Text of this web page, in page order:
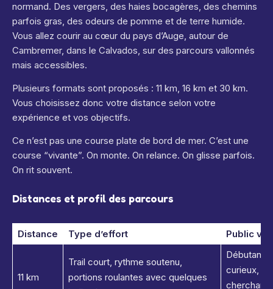
normand. Des vergers, des haies bocagères, des chemins
parfois gras, des odeurs de pomme et de terre humide.
Vous allez courir au cœur du pays d’Auge, autour de
Cambremer, dans le Calvados, sur des parcours vallonnés
mais accessibles.
Plusieurs formats sont proposés : 11 km, 16 km et 30 km.
Vous choisissez donc votre distance selon votre
expérience et vos objectifs.
Ce n’est pas une course plate de bord de mer. C’est une
course “vivante”. On monte. On relance. On glisse parfois.
On rit souvent.
Distances et profil des parcours
Distance Type d’effort Public
11 km
Trail court, rythme soutenu,
portions roulantes avec quelques
Débutants
curieux,
cherchant